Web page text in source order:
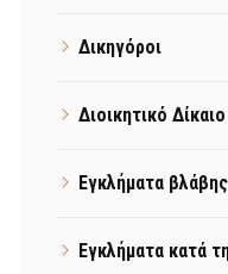
Δικηγόροι
Διοικητικό Δίκαιο
Εγκλήματα
Εγκλήματα κατά